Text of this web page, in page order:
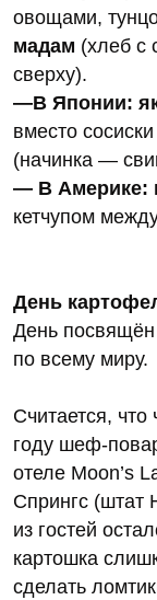
овощами,
мадам (хлеб с
сверху).
—В Японии:
вместо
(начинка —
— В Америке:
кетчупом
День
День посвящён
по всему миру.
Считается,
году шеф-
отеле Moon’s
Спрингс
из гостей
картошка
сделать